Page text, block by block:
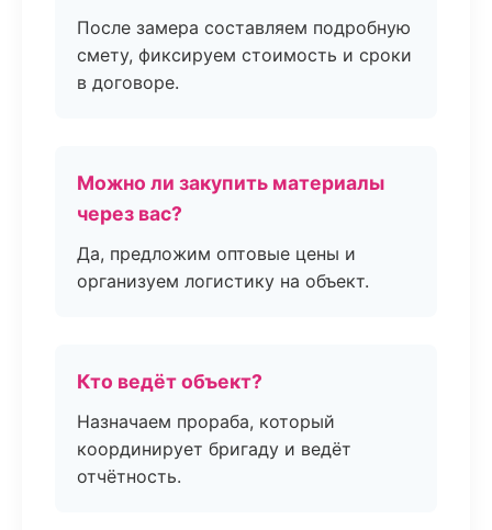
После замера составляем подробную
смету, фиксируем стоимость и сроки
в договоре.
Можно ли закупить материалы
через вас?
Да, предложим оптовые цены и
организуем логистику на объект.
Кто ведёт объект?
Назначаем прораба, который
координирует бригаду и ведёт
отчётность.